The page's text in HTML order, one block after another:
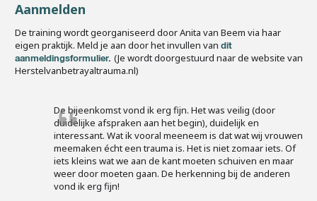
Aanmelden
De training wordt georganiseerd door Anita van Beem via haar
eigen praktijk. Meld je aan door het invullen van dit
aanmeldingsformulier. (Je wordt doorgestuurd naar de website van
Herstelvanbetrayaltrauma.nl)
De bijeenkomst vond ik erg fijn. Het was veilig (door
duidelijke afspraken aan het begin), duidelijk en
interessant. Wat ik vooral meeneem is dat wat wij vrouwen
meemaken écht een trauma is. Het is niet zomaar iets. Of
iets kleins wat we aan de kant moeten schuiven en maar
weer door moeten gaan. De herkenning bij de anderen
vond ik erg fijn!